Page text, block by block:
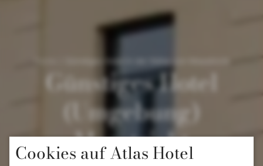
Günstiges Hotel
(Umgebung)
Maastricht
Cookies auf Atlas Hotel